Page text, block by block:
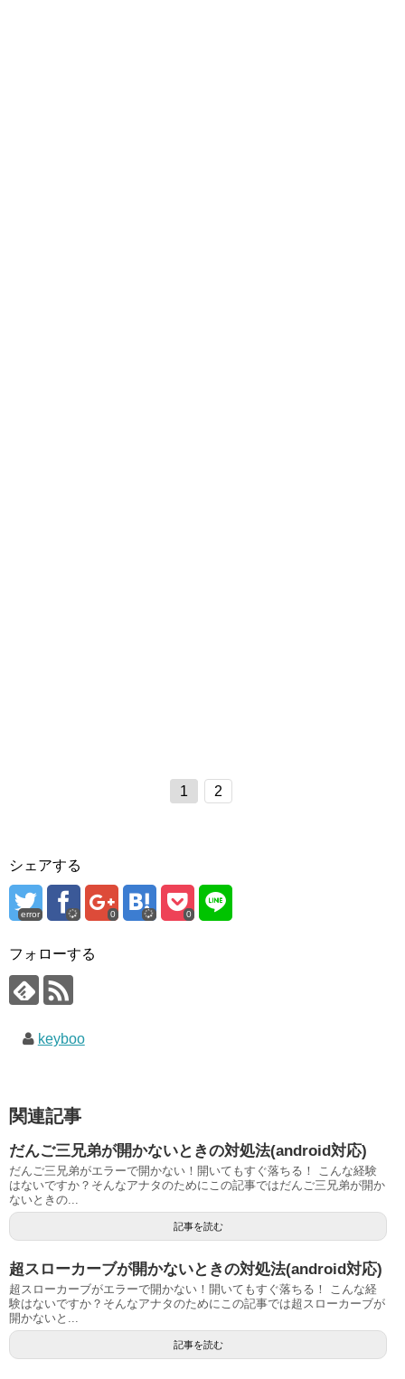
1 2
シェアする
error 0 0
フォローする
keyboo
関連記事
だんご三兄弟が開かないときの対処法(android対応)
だんご三兄弟がエラーで開かない！開いてもすぐ落ちる！ こんな経験
はないですか？そんなアナタのためにこの記事ではだんご三兄弟が開か
ないときの...
記事を読む
超スローカーブが開かないときの対処法(android対応)
超スローカーブがエラーで開かない！開いてもすぐ落ちる！ こんな経
験はないですか？そんなアナタのためにこの記事では超スローカーブが
開かないと...
記事を読む